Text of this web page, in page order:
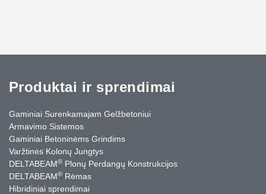
Produktai ir sprendimai
Gaminiai Surenkamajam Gelžbetoniui
Armavimo Sistemos
Gaminiai Betoninėms Grindims
Varžtinės Kolonų Jungtys
DELTABEAM® Plonų Perdangų Konstrukcijos
DELTABEAM® Rėmas
Hibridiniai sprendimai